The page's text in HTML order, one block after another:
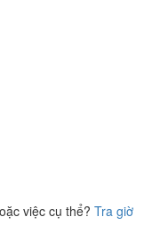
việc cụ thể? Tra giờ